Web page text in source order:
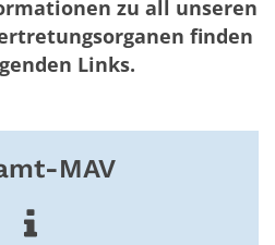
zu all unseren
finden
Links.
MAV